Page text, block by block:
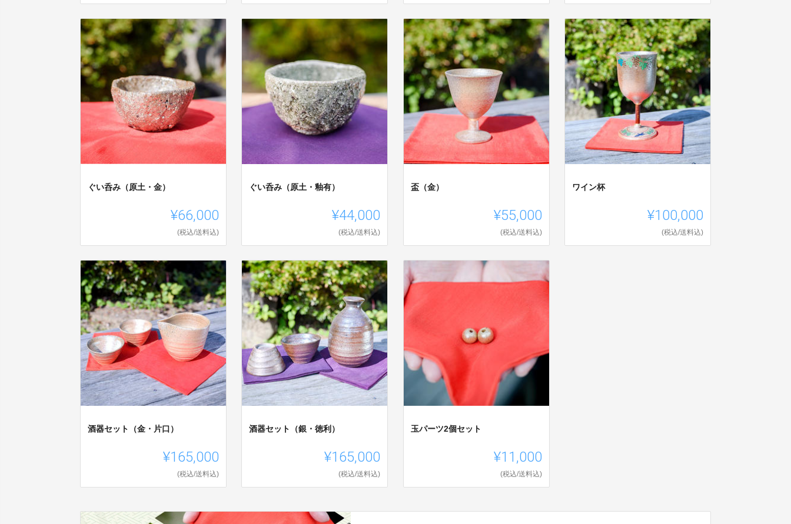
ぐい呑み（原土・金）
¥66,000
(税込/送料込)
ぐい呑み（原土・釉有）
¥44,000
(税込/送料込)
盃（金）
¥55,000
(税込/送料込)
ワイン杯
¥100,000
(税込/送料込)
酒器セット（金・片口）
¥165,000
(税込/送料込)
酒器セット（銀・徳利）
¥165,000
(税込/送料込)
玉パーツ2個セット
¥11,000
(税込/送料込)